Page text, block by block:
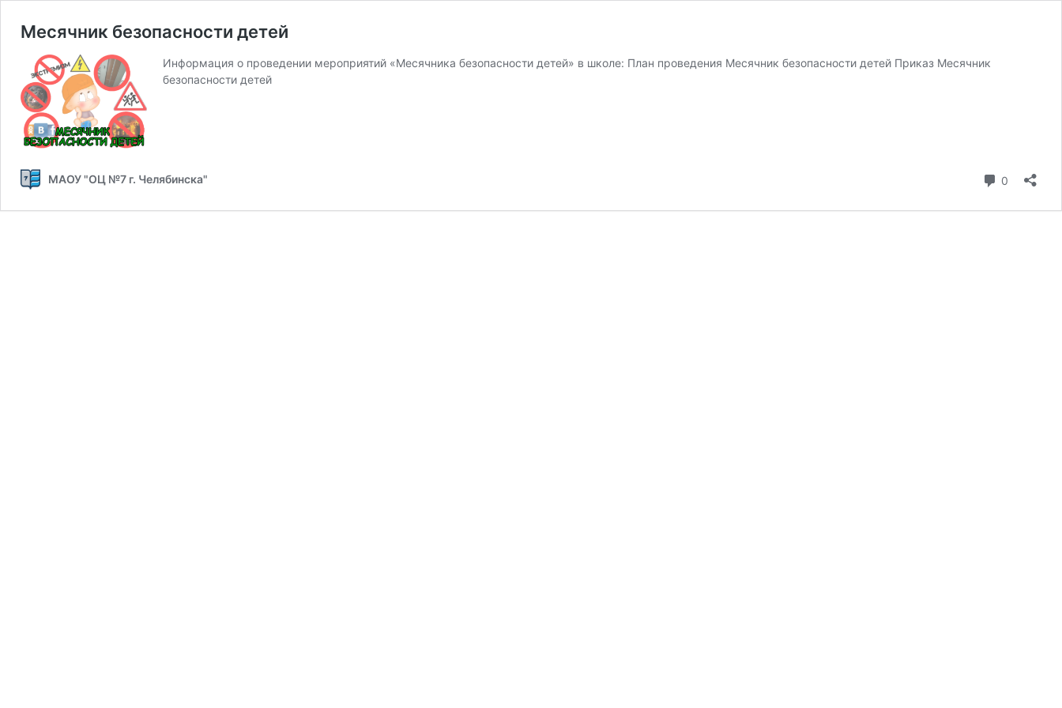
Месячник безопасности детей
Информация о проведении мероприятий «Месячника безопасности детей» в школе: План проведения Месячник безопасности детей Приказ Месячник
безопасности детей
МАОУ "ОЦ №7 г. Челябинска" 0